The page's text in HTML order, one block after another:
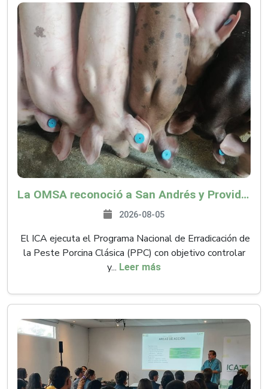
La OMSA reconoció a San Andrés y Providencia como zona libre de Peste Porcina Clásica (PPC)
2026-08-05
El ICA ejecuta el Programa Nacional de Erradicación de
la Peste Porcina Clásica (PPC) con objetivo controlar
y... Leer más